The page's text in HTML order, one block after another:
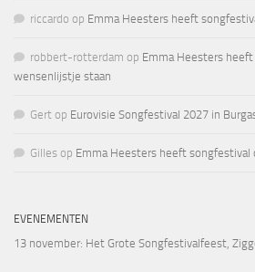
riccardo op Emma Heesters heeft
robbert-rotterdam op Emma Heesters
wensenlijstje staan
Gert op Eurovisie Songfestival 2027 in
Gilles op Emma Heesters heeft
EVENEMENTEN
13 november: Het Grote Songfestivalfeest,